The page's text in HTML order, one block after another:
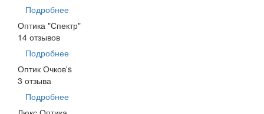
Подробнее
Оптика "Спектр"
14 отзывов
Подробнее
Оптик Очков's
3 отзыва
Подробнее